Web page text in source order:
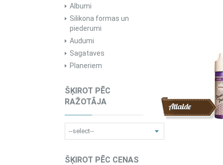
Albumi
Silikona formas un
piederumi
Audumi
Sagataves
Planeriem
ŠĶIROT PĒC
RAŽOTĀJA
ŠĶIROT PĒC CENAS
Atlaide